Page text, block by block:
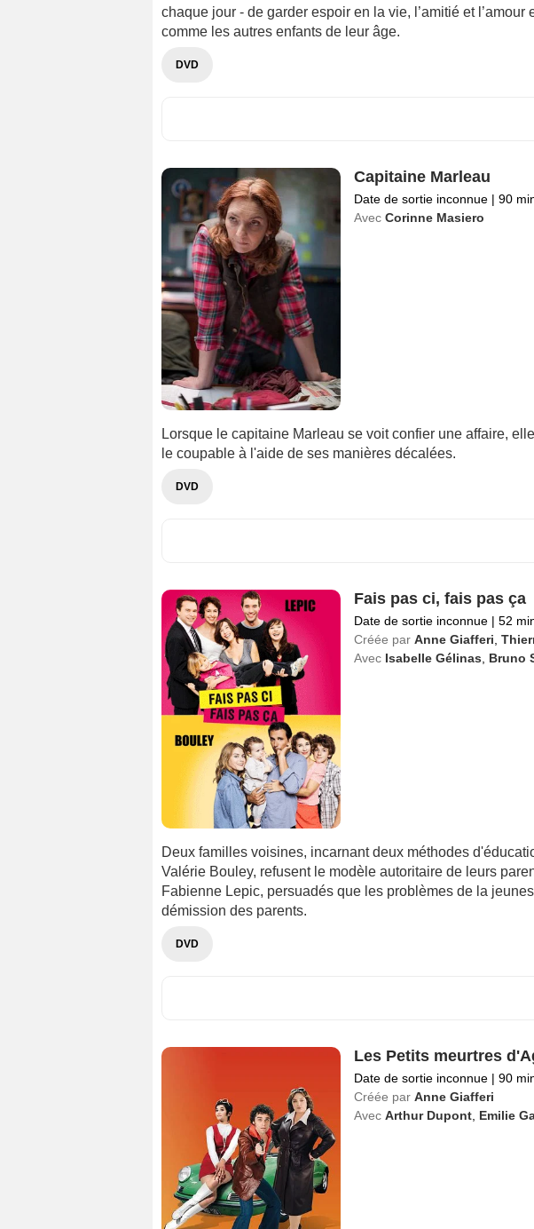
chaque jour - de garder espoir en la vie, l’amitié et
comme les autres enfants de leur âge.
DVD
Capitaine Marleau
Date de sortie inconnue | 90
Avec Corinne Masiero
Lorsque le capitaine Marleau se voit confier une affaire,
le coupable à l'aide de ses manières décalées.
DVD
Fais pas ci, fais pas ça
Date de sortie inconnue | 52
Créée par Anne Giafferi
Avec Isabelle Gélinas Bruno
Deux familles voisines, incarnant deux méthodes
Valérie Bouley, refusent le modèle autoritaire de leurs
Fabienne Lepic, persuadés que les problèmes de la
démission des parents.
DVD
Les Petits meurtres
Date de sortie inconnue | 90
Créée par Anne Giafferi
Avec Arthur Dupont, Emilie